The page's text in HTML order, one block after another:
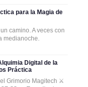
para la Magia de
camino. A veces con
medianoche.
Digital de la
Práctica
Grimorio Magitech ⚔️